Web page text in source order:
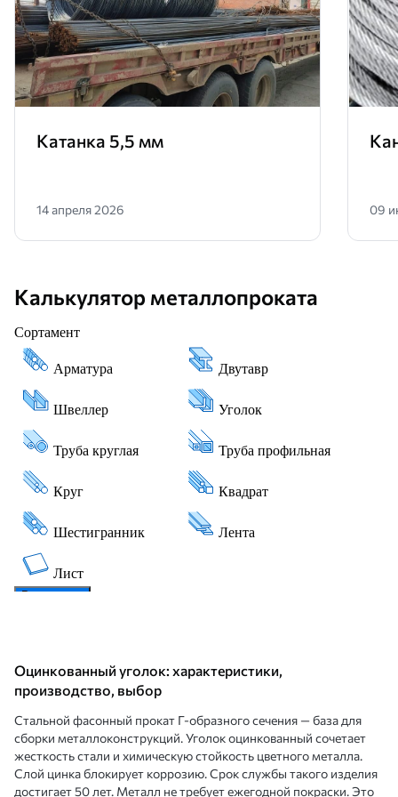
Катанка 5,5 мм
14 апреля 2026 09
Калькулятор металлопроката
Оцинкованный уголок: характеристики,
производство, выбор
Стальной фасонный прокат Г-образного сечения — база для
сборки металлоконструкций. Уголок оцинкованный сочетает
жесткость стали и химическую стойкость цветного металла.
Слой цинка блокирует коррозию. Срок службы такого изделия
достигает 50 лет. Металл не требует ежегодной покраски. Это